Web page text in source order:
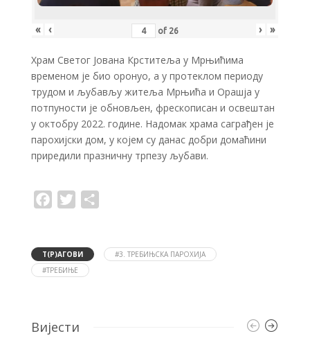
« ‹ of 26 › »
Храм Светог Јована Крститеља у Мрњићима
временом је био оронуо, а у протеклом периоду
трудом и љубављу житеља Мрњића и Орашја у
потпуности је обновљен, фрескописан и освештан
у октобру 2022. године. Надомак храма саграђен је
парохијски дом, у којем су данас добри домаћини
приредили празничну трпезу љубави.
a
o
o
k
T
w
e
r
Т(Р)АГОВИ
#3. ТРЕБИЊСКА ПАРОХИЈА
#ТРЕБИЊЕ
Вијести